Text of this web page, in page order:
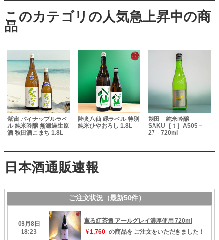
紫宙 パイナップルラベ
ル 純米吟醸 無濾過生原
酒 秋田酒こまち 1.8L
陸奥八仙 緑ラベル 特別
純米ひやおろし 1.8L
朔田 純米吟醸
SAKU［ｔ］A505－
27 720ml